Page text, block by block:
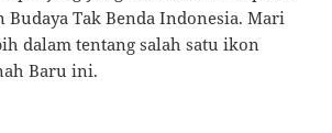
Budaya Tak Benda Indonesia. Mari
dalam tentang salah satu ikon
Baru ini.